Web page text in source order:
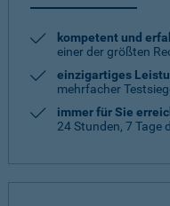
kompetent und
einer der größten
einzigartiges
mehrfacher
immer für Sie
24 Stunden, 7 Tage